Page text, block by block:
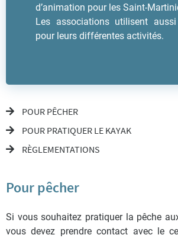
d’animation pour les Saint-
Les associations utilisent
pour leurs différentes activités.
POUR PÊCHER
POUR PRATIQUER LE KAYAK
RÈGLEMENTATIONS
Pour pêcher
Si vous souhaitez pratiquer la pêche
vous devez prendre contact avec le